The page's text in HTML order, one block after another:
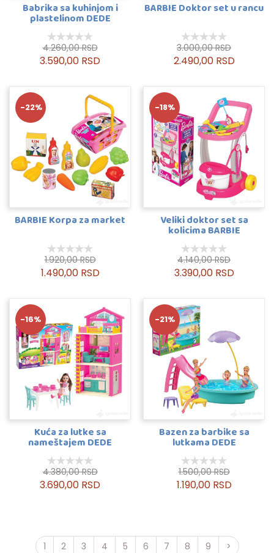
Babrika sa kuhinjom i
plastelinom DEDE
4.260,00 RSD
3.590,00 RSD
BARBIE Doktor set u rancu
3.000,00 RSD
2.490,00 RSD
-22%
BARBIE Korpa za market
1.920,00 RSD
1.490,00 RSD
-18%
Veliki doktor set sa
kolicima BARBIE
4.140,00 RSD
3.390,00 RSD
-16%
Kuća za lutke sa
nameštajem DEDE
4.380,00 RSD
3.690,00 RSD
-21%
Bazen za barbike sa
lutkama DEDE
1.500,00 RSD
1.190,00 RSD
1 2 3 4 5 6 7 8 9 >